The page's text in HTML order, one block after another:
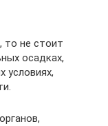
то не стоит
осадках,
условиях,